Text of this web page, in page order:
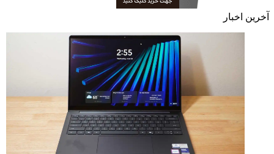
آخرین اخبار